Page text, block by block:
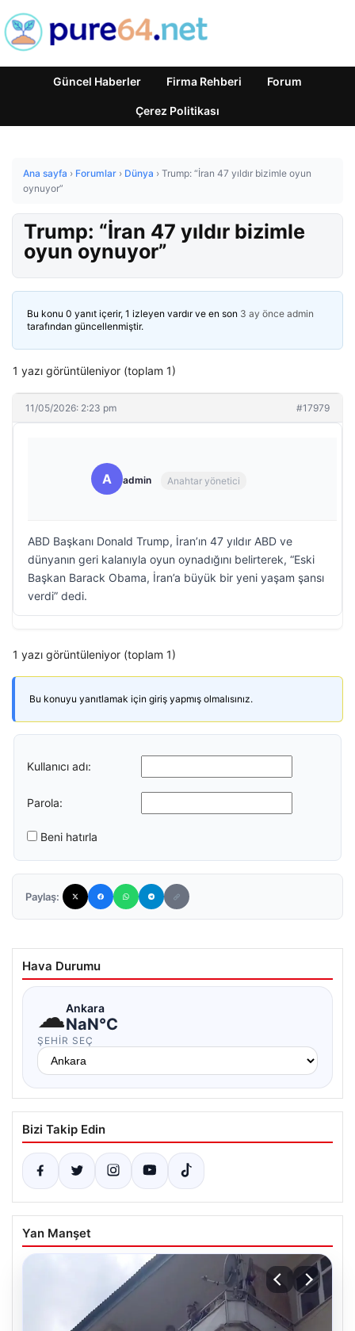
Güncel Haberler Firma Rehberi Forum
Çerez Politikası
Ana sayfa › Forumlar › Dünya › Trump: “İran 47 yıldır bizimle oyun
oynuyor”
Trump: “İran 47 yıldır bizimle
oyun oynuyor”
Bu konu 0 yanıt içerir, 1 izleyen vardır ve en son 3 ay önce admin
tarafından güncellenmiştir.
1 yazı görüntüleniyor (toplam 1)
11/05/2026: 2:23 pm #17979
A admin Anahtar yönetici
ABD Başkanı Donald Trump, İran’ın 47 yıldır ABD ve
dünyanın geri kalanıyla oyun oynadığını belirterek, “Eski
Başkan Barack Obama, İran’a büyük bir yeni yaşam şansı
verdi” dedi.
1 yazı görüntüleniyor (toplam 1)
Bu konuyu yanıtlamak için giriş yapmış olmalısınız.
Kullanıcı adı:
Parola:
Beni hatırla
Paylaş:
Hava Durumu
☁Ankara
NaN°C
ŞEHIR SEÇ
Bizi Takip Edin
Yan Manşet